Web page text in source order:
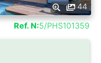
44
Ref. N:5/PHS101359